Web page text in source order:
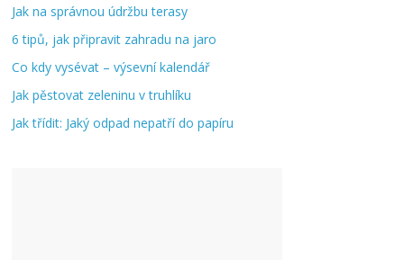
Jak na správnou údržbu terasy
6 tipů, jak připravit zahradu na jaro
Co kdy vysévat – výsevní kalendář
Jak pěstovat zeleninu v truhlíku
Jak třídit: Jaký odpad nepatří do papíru